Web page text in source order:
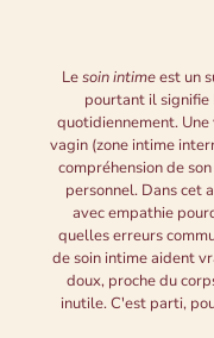
Lesoin intimeest un
pourtant il signifie
quotidiennement.
vagin (zone intime
compréhension de
personnel. Dans cet
avec empathie
quelles erreurs
de soin intime aident
doux, proche du
inutile. C'est parti,